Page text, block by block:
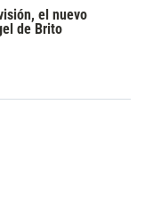
el nuevo
de Brito